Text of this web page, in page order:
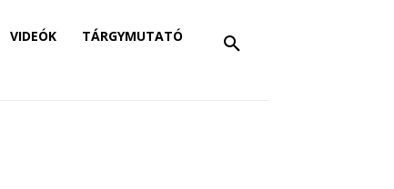
VIDEÓK TÁRGYMUTATÓ